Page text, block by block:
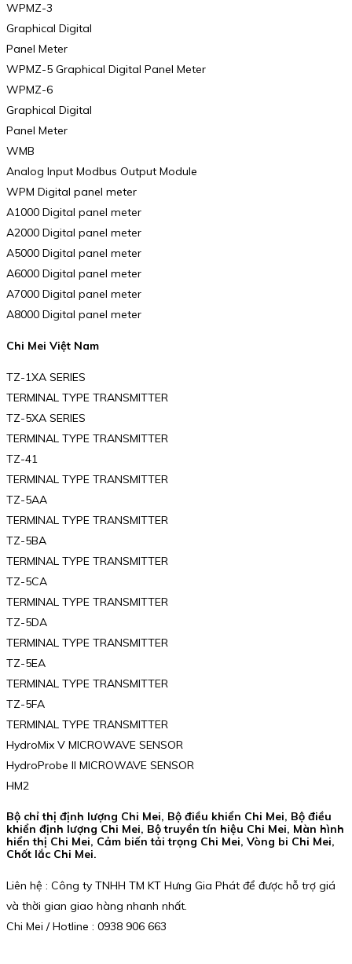
WPMZ-3
Graphical Digital
Panel Meter
WPMZ-5 Graphical Digital Panel Meter
WPMZ-6
Graphical Digital
Panel Meter
WMB
Analog Input Modbus Output Module
WPM Digital panel meter
A1000 Digital panel meter
A2000 Digital panel meter
A5000 Digital panel meter
A6000 Digital panel meter
A7000 Digital panel meter
A8000 Digital panel meter
Chi Mei Việt Nam
TZ-1XA SERIES
TERMINAL TYPE TRANSMITTER
TZ-5XA SERIES
TERMINAL TYPE TRANSMITTER
TZ-41
TERMINAL TYPE TRANSMITTER
TZ-5AA
TERMINAL TYPE TRANSMITTER
TZ-5BA
TERMINAL TYPE TRANSMITTER
TZ-5CA
TERMINAL TYPE TRANSMITTER
TZ-5DA
TERMINAL TYPE TRANSMITTER
TZ-5EA
TERMINAL TYPE TRANSMITTER
TZ-5FA
TERMINAL TYPE TRANSMITTER
HydroMix V MICROWAVE SENSOR
HydroProbe II MICROWAVE SENSOR
HM2
Bộ chỉ thị định lượng Chi Mei, Bộ điều khiển Chi Mei, Bộ điều
khiển định lượng Chi Mei, Bộ truyền tín hiệu Chi Mei, Màn hình
hiển thị Chi Mei, Cảm biến tải trọng Chi Mei, Vòng bi Chi Mei,
Chốt lắc Chi Mei.
Liên hệ : Công ty TNHH TM KT Hưng Gia Phát để được hỗ trợ giá
và thời gian giao hàng nhanh nhất.
Chi Mei / Hotline : 0938 906 663